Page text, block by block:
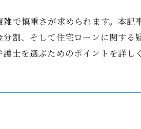
で慎重さが求められます。本
割、そして住宅ローンに関す
士を選ぶためのポイントを詳し